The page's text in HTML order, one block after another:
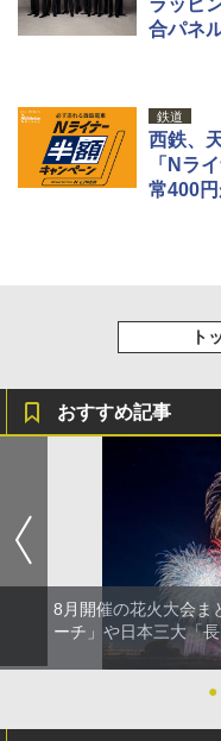
ラッピ
合パネ
鉄道
西鉄、
「Nラ
常400
ト
おすすめ記事
8月開催の花火大会ま
ーチ」や日本三大「
●